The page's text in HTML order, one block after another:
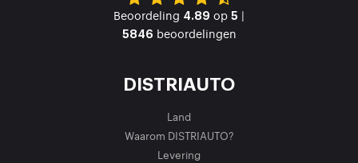
Beoordeling 4.89 op 5 |
5846 beoordelingen
DISTRIAUTO
Land
Waarom DISTRIAUTO?
Levering